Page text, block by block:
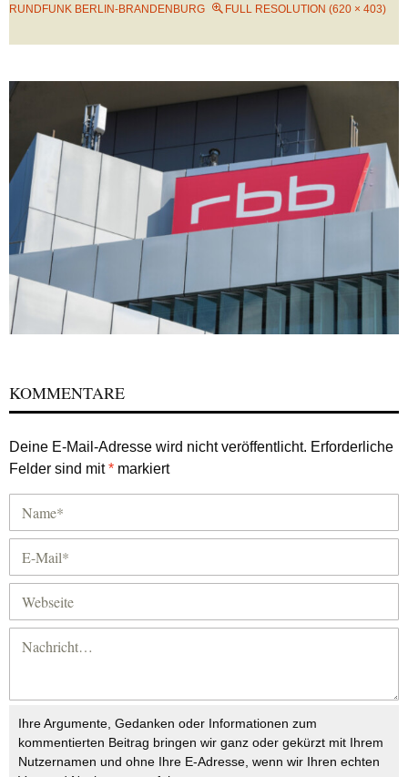
RUNDFUNK BERLIN-BRANDENBURG
FULL RESOLUTION (620 × 403)
KOMMENTARE
Deine E-Mail-Adresse wird nicht veröffentlicht. Erforderliche
Felder sind mit* markiert
Ihre Argumente, Gedanken oder Informationen zum
kommentierten Beitrag bringen wir ganz oder gekürzt mit Ihrem
Nutzernamen und ohne Ihre E-Adresse, wenn wir Ihren echten